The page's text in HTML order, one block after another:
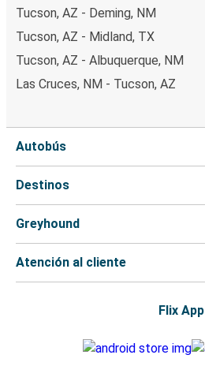
Tucson, AZ - Deming, NM
Tucson, AZ - Midland, TX
Tucson, AZ - Albuquerque, NM
Las Cruces, NM - Tucson, AZ
Autobús
Destinos
Greyhound
Atención al cliente
Flix App